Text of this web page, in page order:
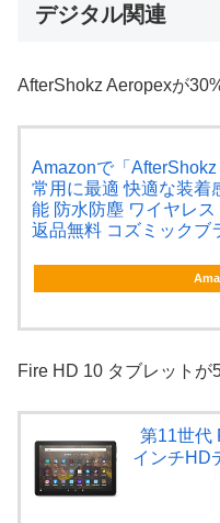
デジタル関連
AfterShokz Aeropexが
Amazonで「
常用に最適 快適な装着
能 防水防塵 ワイヤレ
返品無料 コズミックブ
Fire HD 10 タブレットが
第11世代
インチHD